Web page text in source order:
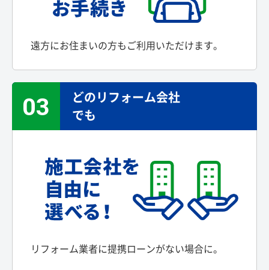
遠方にお住まいの方もご利用いただけます。
03
どのリフォーム会社
でも
リフォーム業者に提携ローンがない場合に。